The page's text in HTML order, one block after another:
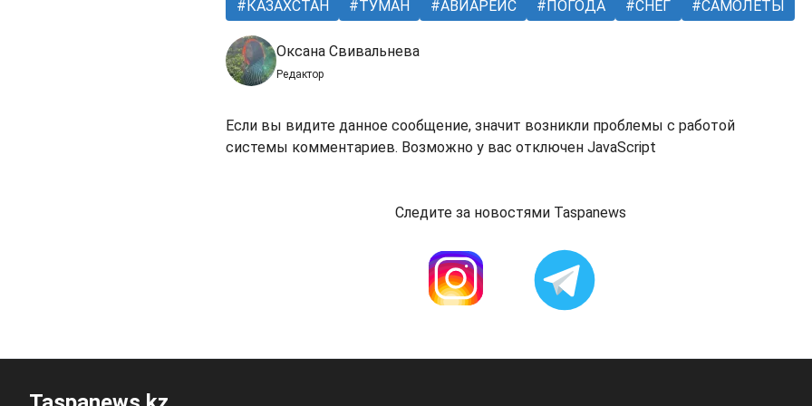
КАЗАХСТАН ТУМАН АВИАРЕЙС ПОГОДА СНЕГ САМОЛЕТЫ
Оксана Свивальнева
Редактор
Если вы видите данное сообщение, значит возникли проблемы с работой
системы комментариев. Возможно у вас отключен JavaScript
Следите за новостями Taspanews